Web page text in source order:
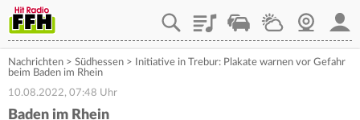
PlaylistStaupilotWetterWebcam
Nachrichten > Südhessen >
Initiative in Trebur: Plakate warnen vor Gefahr
beim Baden im Rhein
10.08.2022, 07:48 Uhr
Baden im Rhein